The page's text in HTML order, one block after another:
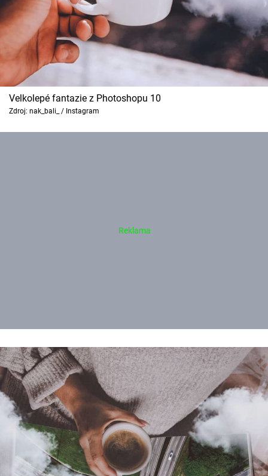
Velkolepé fantazie z Photoshopu 10
Zdroj: nak_bali_ / Instagram